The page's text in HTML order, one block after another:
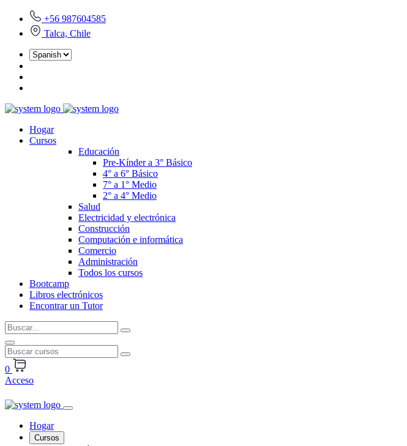
+56 987604585
Talca, Chile
Hogar
Cursos
Educación
Pre-Kínder a 3° Básico
4° a 6° Básico
7° a 1° Medio
2° a 4° Medio
Salud
Electricidad y electrónica
Construcción
Computación e informática
Comercio
Administración
Todos los cursos
Bootcamp
Libros electrónicos
Encontrar un Tutor
0
Acceso
Hogar
Cursos